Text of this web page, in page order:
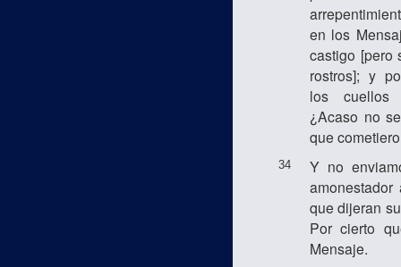
en los
castigo [pero
rostros]; y
los cuellos
¿Acaso no
que
34
Y no
que dijeran
Por cierto
Mensaje.